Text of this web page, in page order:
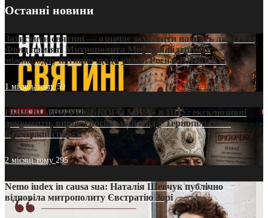
Останні новини
Захистити святині — означає захистити пам’ять людства:
Фонд пам’яті Митрополита Мефодія підтримує
міжнародну петицію щодо участі Росії в ЮНЕСКО
1 місяць тому59
ПРИСМАК «РУССЬКОГО МІРА» в ПЦУ: ексклюзивні
документи, вирок і російський слід у Тернопільсько-
Бучацькій єпархії
2 місяці тому 295
Nemo iudex in causa sua: Наталія Шевчук публічно
відповіла митрополиту Євстратію Зорі